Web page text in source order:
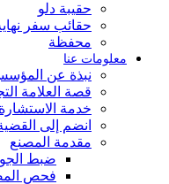
حقيبة دلو
حقائب سفر
محفظة
معلومات عنا
نبذة عن
قصة العلامة
خدمة الاستشارة
انضم إلى
مقدمة المصنع
ضبط
فحص